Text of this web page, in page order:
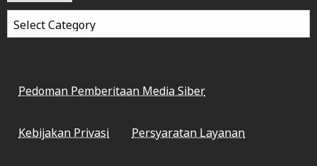
Categories
Pedoman Pemberitaan Media Siber
Kebijakan Privasi Persyaratan Layanan